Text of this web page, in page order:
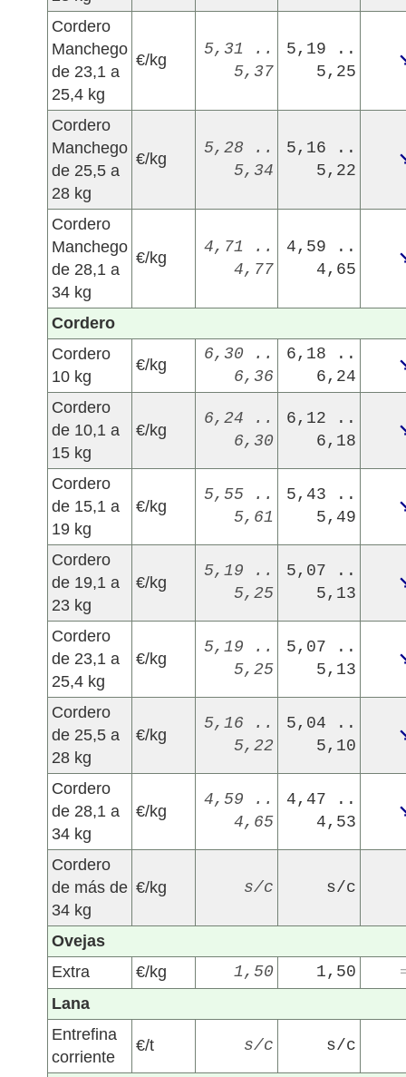
Cordero
Manchego
de 23,1 a
25,4 kg
€/kg
5,31 ..
5,37
5,19 ..
5,25
Cordero
Manchego
de 25,5 a
28 kg
€/kg
5,28 ..
5,34
5,16 ..
5,22
Cordero
Manchego
de 28,1 a
34 kg
€/kg
4,71 ..
4,77
4,59 ..
4,65
Cordero
Cordero
10 kg
€/kg
6,30 ..
6,36
6,18 ..
6,24
Cordero
de 10,1 a
15 kg
€/kg
6,24 ..
6,30
6,12 ..
6,18
Cordero
de 15,1 a
19 kg
€/kg
5,55 ..
5,61
5,43 ..
5,49
Cordero
de 19,1 a
23 kg
€/kg
5,19 ..
5,25
5,07 ..
5,13
Cordero
de 23,1 a
25,4 kg
€/kg
5,19 ..
5,25
5,07 ..
5,13
Cordero
de 25,5 a
28 kg
€/kg
5,16 ..
5,22
5,04 ..
5,10
Cordero
de 28,1 a
34 kg
€/kg
4,59 ..
4,65
4,47 ..
4,53
Cordero
de más de
34 kg
€/kg s/c s/c
Ovejas
Extra
€/kg 1,50 1,50
Lana
Entrefina
corriente
€/t s/c s/c